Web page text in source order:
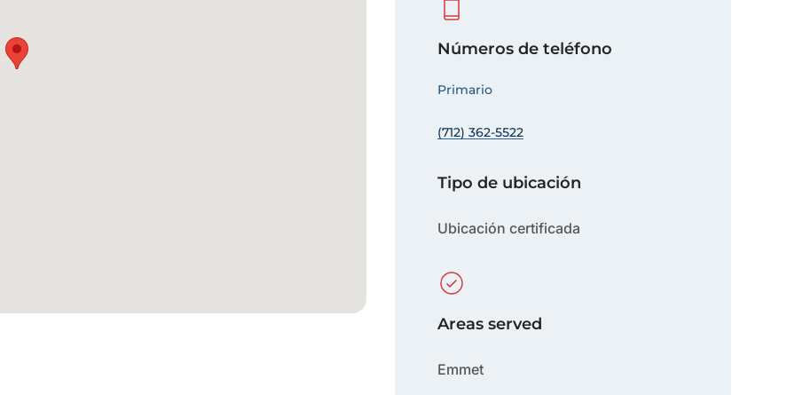
Números de teléfono
Primario
(712) 362-5522
Tipo de ubicación
Ubicación certificada
Areas served
Emmet